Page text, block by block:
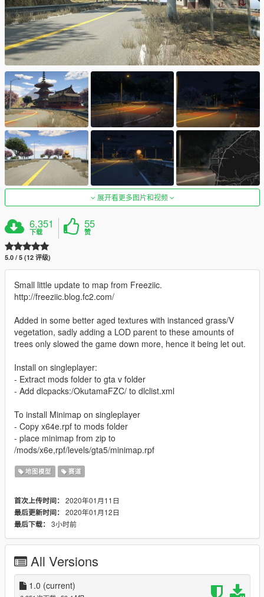
展开看更多图片和视频
6,351
下载
55
赞
5.0 / 5 (12 评级)
Small little update to map from Freeziic.
http://freeziic.blog.fc2.com/
Added in some better aged textures with instanced grass/V
vegetation, sadly adding a LOD parent to these amounts of
trees only slowed the game down more, hence it being let out.
Install on singleplayer:
- Extract mods folder to gta v folder
- Add dlcpacks:/OkutamaFZC/ to dlclist.xml
To install Minimap on singleplayer
- Copy x64e.rpf to mods folder
- place minimap from zip to
/mods/x6e,rpf/levels/gta5/minimap.rpf
地图模型 赛道
首次上传时间： 2020年01月11日
最后更新时间： 2020年01月12日
最后下载： 3小时前
All Versions
1.0 (current)